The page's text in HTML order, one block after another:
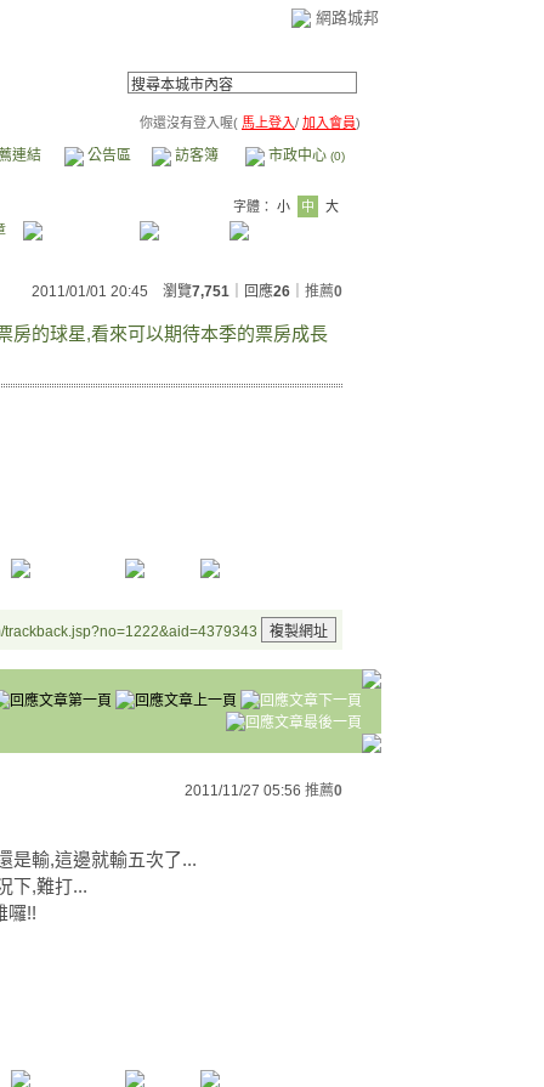
網路城邦
你還沒有登入喔( 馬上登入/ 加入會員)
連結 公告區 訪客簿 市政中心 (0)
字體： 小 中
大
2011/01/01 20:45 瀏覽7,751 ｜回應26 推薦0
房的球星,看來可以期待本季的票房成長
trackback.jsp?no=1222&aid=4379343
2011/11/27 05:56 推薦0
是輸,這邊就輸五次了...
下,難打...
囉!!